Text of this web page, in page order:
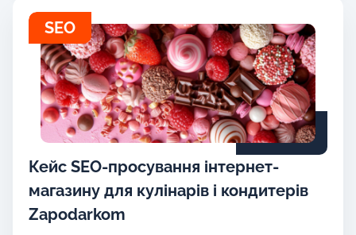
SEO
Кейс SEO-просування інтернет-
магазину для кулінарів і кондитерів
Zapodarkom